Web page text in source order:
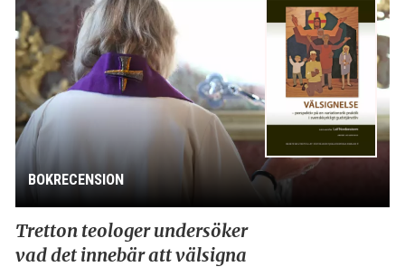
BOKRECENSION
Tretton teologer undersöker
vad det innebär att välsigna